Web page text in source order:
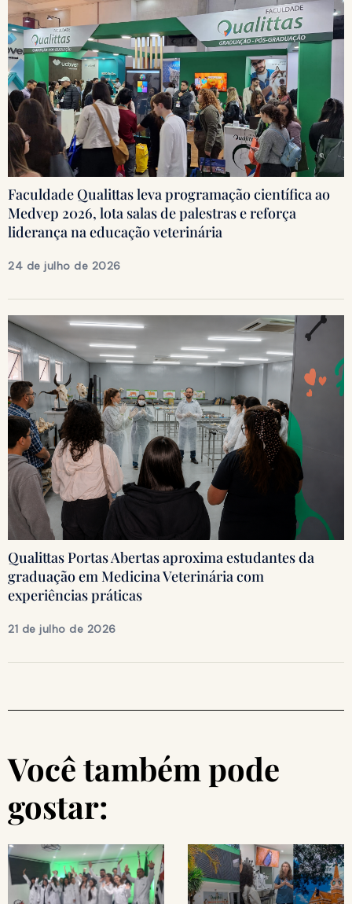
Faculdade Qualittas leva programação científica ao
Medvep 2026, lota salas de palestras e reforça
liderança na educação veterinária
24 de julho de 2026
Qualittas Portas Abertas aproxima estudantes da
graduação em Medicina Veterinária com
experiências práticas
21 de julho de 2026
Você também pode
gostar: